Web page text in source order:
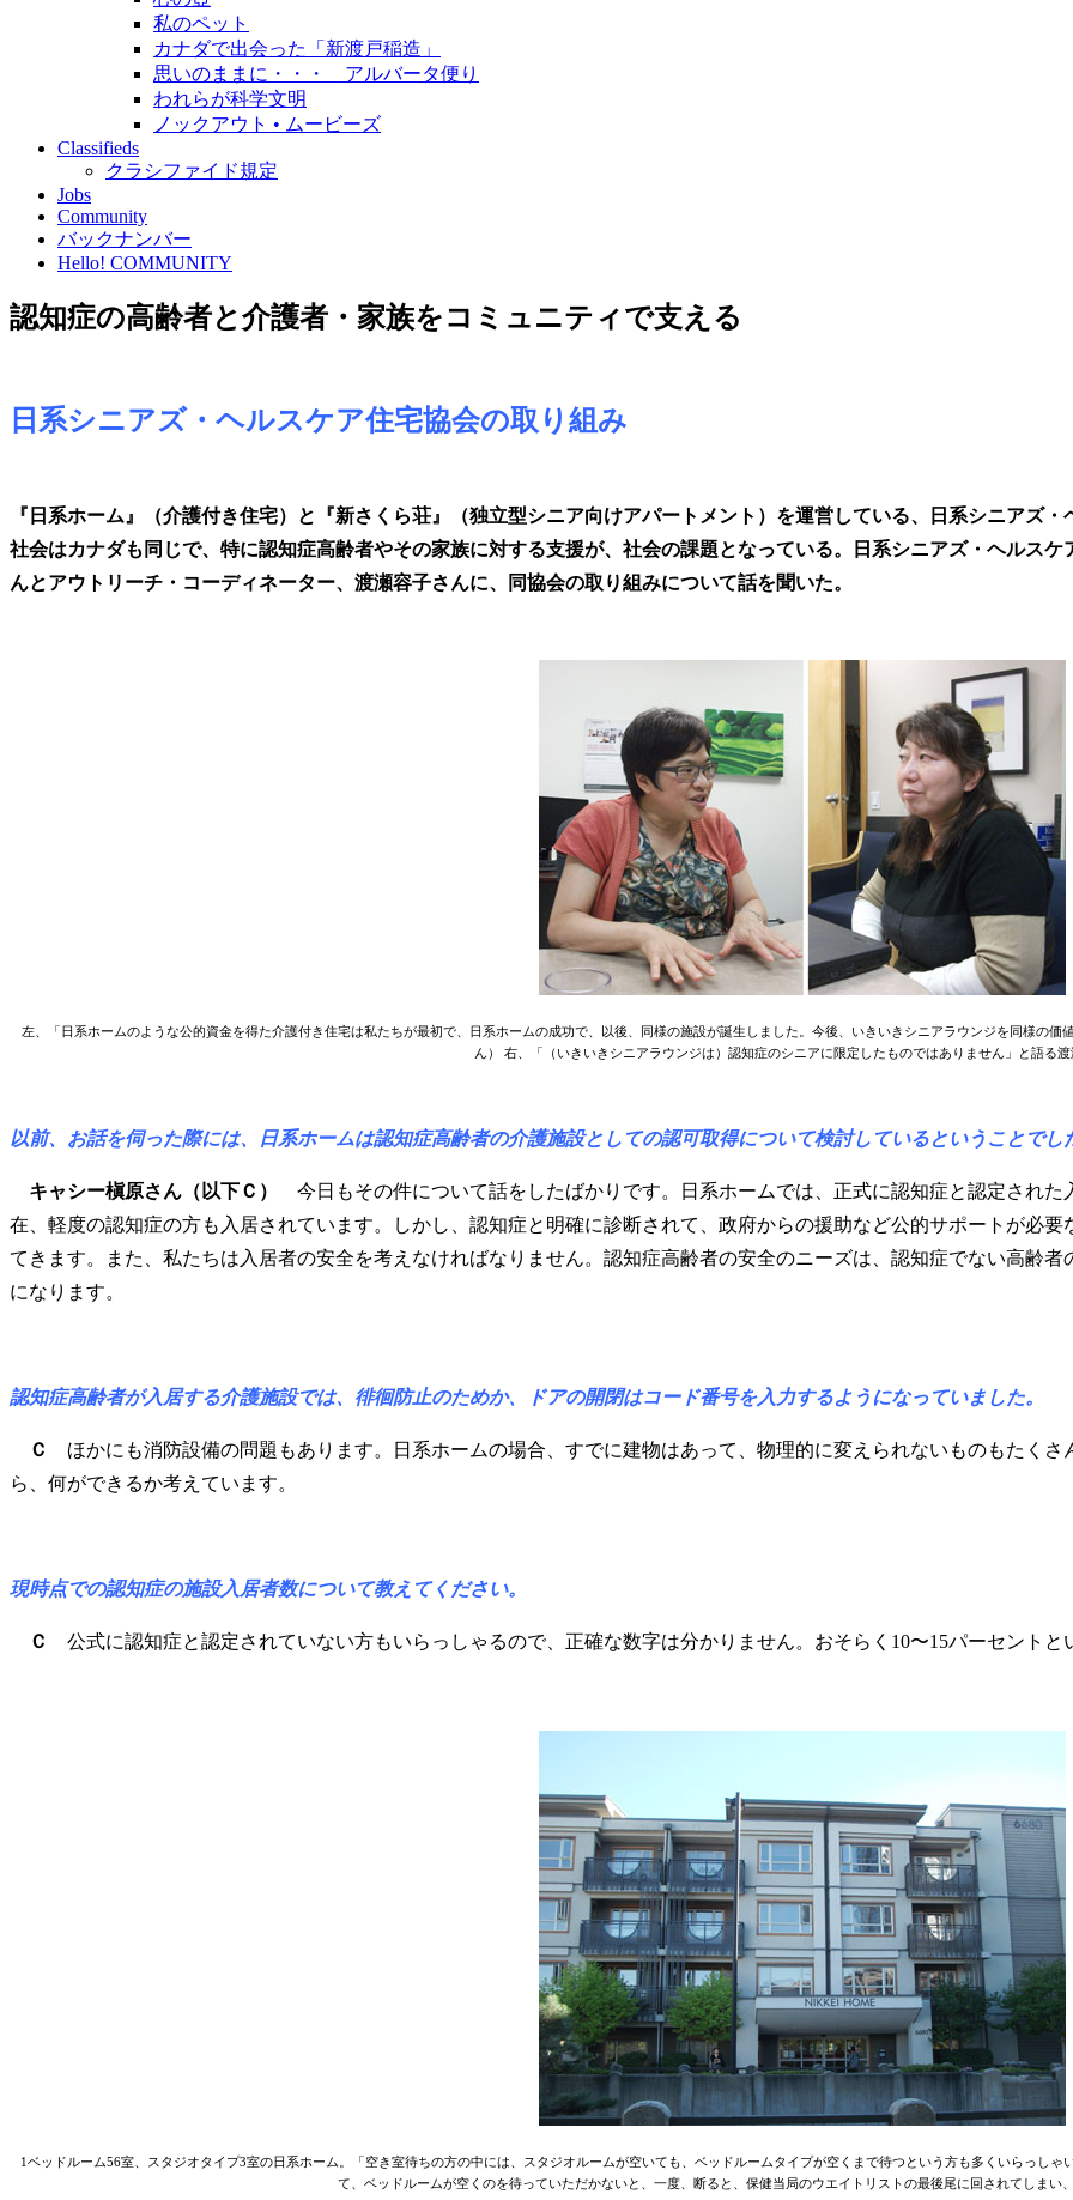
私のペット
カナダで出会った「新渡戸稲造」
思いのままに・・・ アルバータ便り
われらが科学文明
ノックアウト • ムービーズ
Classifieds
クラシファイド規定
Jobs
Community
バックナンバー
Hello! COMMUNITY
認知症の高齢者と介護者・家族をコミュニティで支える
日系シニアズ・ヘルスケア住宅協会の取り組み
『日系ホーム』（介護付き住宅）と『新さくら荘』（独立型シニア向けアパートメント）を運営している、日系シニアズ
社会はカナダも同じで、特に認知症高齢者やその家族に対する支援が、社会の課題となっている。日系シニアズ・ヘルス
んとアウトリーチ・コーディネーター、渡瀬容子さんに、同協会の取り組みについて話を聞いた。
左、「日系ホームのような公的資金を得た介護付き住宅は私たちが最初で、日系ホームの成功で、以後、同様の施設が誕生しました。今後、いきいきシニアラウンジを同様の
ん） 右、「（いきいきシニアラウンジは）認知症のシニアに限定したものではありません」と語る渡
以前、お話を伺った際には、日系ホームは認知症高齢者の介護施設としての認可取得について検討しているということでし
キャシー槇原さん（以下Ｃ）
今日もその件について話をしたばかりです。日系ホームでは、正式に認知症と認定され
在、軽度の認知症の方も入居されています。しかし、認知症と明確に診断されて、政府からの援助など公的サポートが必
てきます。また、私たちは入居者の安全を考えなければなりません。認知症高齢者の安全のニーズは、認知症でない高齢
になります。
認知症高齢者が入居する介護施設では、徘徊防止のためか、ドアの開閉はコード番号を入力するようになっていました。
Ｃ
ほかにも消防設備の問題もあります。日系ホームの場合、すでに建物はあって、物理的に変えられないものもたく
ら、何ができるか考えています。
現時点での認知症の施設入居者数について教えてください。
Ｃ 公式に認知症と認定されていない方もいらっしゃるので、正確な数字は分かりません。おそらく10〜15パーセントと
1ベッドルーム56室、スタジオタイプ3室の日系ホーム。「空き室待ちの方の中には、スタジオルームが空いても、ベッドルームタイプが空くまで待つという方も多くいらっし
て、ベッドルームが空くのを待っていただかないと、一度、断ると、保健当局のウエイトリストの最後尾に回されてしまい